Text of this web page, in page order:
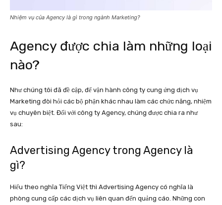
Nhiệm vụ của Agency là gì trong ngành Marketing?
Agency được chia làm những loại
nào?
Như chúng tôi đã đề cập, để vận hành công ty cung ứng dịch vụ
Marketing đòi hỏi các bộ phận khác nhau làm các chức năng, nhiệm
vụ chuyên biệt. Đối với công ty Agency, chúng được chia ra như
sau:
Advertising Agency trong Agency là
gì?
Hiểu theo nghĩa Tiếng Việt thì Advertising Agency có nghĩa là
phòng cung cấp các dịch vụ liên quan đến quảng cáo. Những con